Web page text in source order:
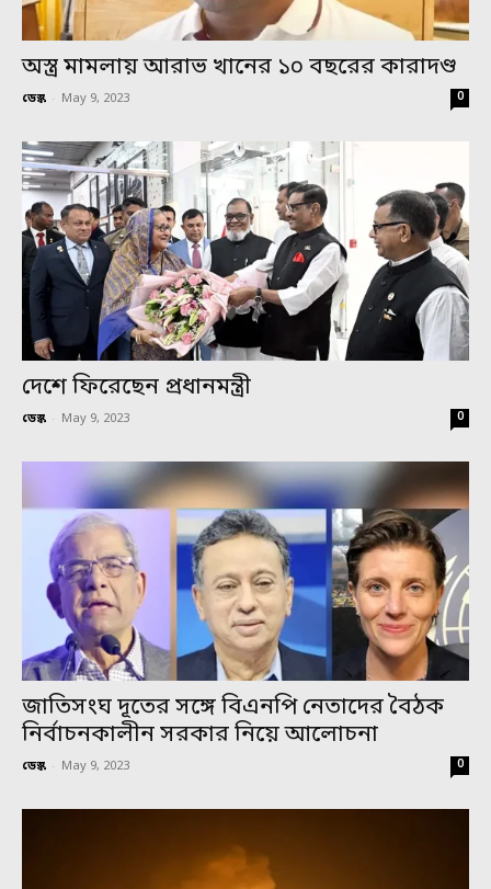
অস্ত্র মামলায় আরাভ খানের ১০ বছরের কারাদণ্ড
ডেস্ক - May 9, 2023 0
দেশে ফিরেছেন প্রধানমন্ত্রী
ডেস্ক - May 9, 2023 0
জাতিসংঘ দূতের সঙ্গে বিএনপি নেতাদের বৈঠক
নির্বাচনকালীন সরকার নিয়ে আলোচনা
ডেস্ক - May 9, 2023 0